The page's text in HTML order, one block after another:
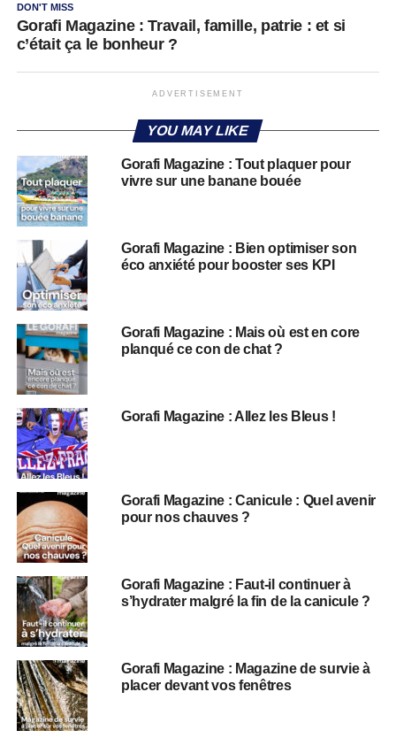
DON'T MISS
Gorafi Magazine : Travail, famille, patrie : et si
c’était ça le bonheur ?
ADVERTISEMENT
YOU MAY LIKE
Gorafi Magazine : Tout plaquer pour
vivre sur une banane bouée
Gorafi Magazine : Bien optimiser son
éco anxiété pour booster ses KPI
Gorafi Magazine : Mais où est en core
planqué ce con de chat ?
Gorafi Magazine : Allez les Bleus !
Gorafi Magazine : Canicule : Quel avenir
pour nos chauves ?
Gorafi Magazine : Faut-il continuer à
s’hydrater malgré la fin de la canicule ?
Gorafi Magazine : Magazine de survie à
placer devant vos fenêtres